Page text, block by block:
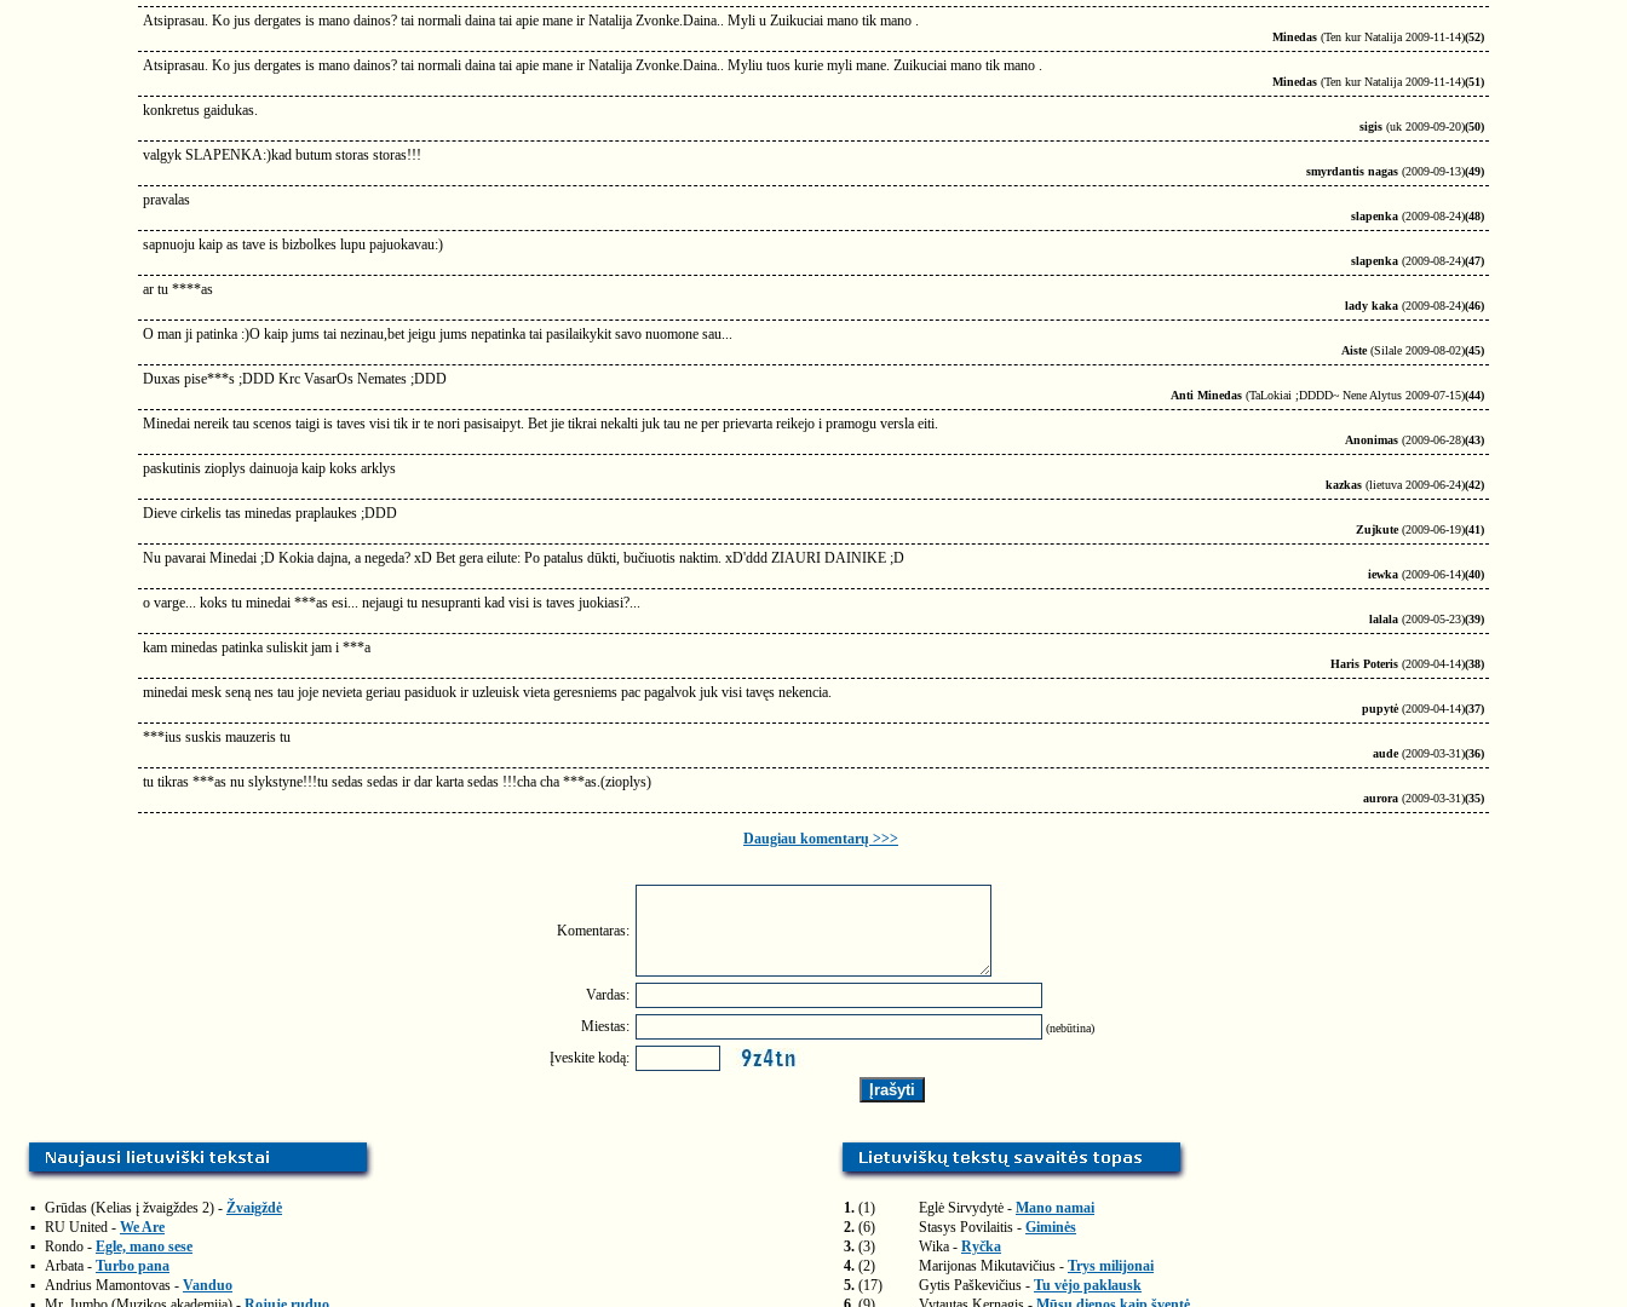
Atsiprasau. Ko jus dergates is mano dainos? tai normali daina tai apie mane ir Natalija Zvonke.Daina.. Myli u Zuikuciai mano tik mano .
Minedas (Ten kur Natalija 2009-11-14)(52)
Atsiprasau. Ko jus dergates is mano dainos? tai normali daina tai apie mane ir Natalija Zvonke.Daina.. Myliu tuos kurie myli mane. Zuikuciai mano tik mano .
Minedas (Ten kur Natalija 2009-11-14)(51)
konkretus gaidukas.
sigis (uk 2009-09-20)(50)
valgyk SLAPENKA:)kad butum storas storas!!!
smyrdantis nagas (2009-09-13)(49)
pravalas
slapenka (2009-08-24)(48)
sapnuoju kaip as tave is bizbolkes lupu pajuokavau:)
slapenka (2009-08-24)(47)
ar tu ****as
lady kaka (2009-08-24)(46)
O man ji patinka :)O kaip jums tai nezinau,bet jeigu jums nepatinka tai pasilaikykit savo nuomone sau...
Aiste(Silale 2009-08-02)(45)
Duxas pise***s ;DDD Krc VasarOs Nemates ;DDD
Anti Minedas (TaLokiai ;DDDD~ Nene Alytus 2009-07-15)(44)
Minedai nereik tau scenos taigi is taves visi tik ir te nori pasisaipyt. Bet jie tikrai nekalti juk tau ne per prievarta reikejo i pramogu versla eiti.
Anonimas (2009-06-28)(43)
paskutinis zioplys dainuoja kaip koks arklys
kazkas (lietuva 2009-06-24)(42)
Dieve cirkelis tas minedas praplaukes ;DDD
Zujkute(2009-06-19)(41)
Nu pavarai Minedai ;D Kokia dajna, a negeda? xD Bet gera eilute: Po patalus dūkti, bučiuotis naktim. xD'ddd ZIAURI DAINIKE ;D
iewka (2009-06-14)(40)
o varge... koks tu minedai ***as esi... nejaugi tu nesupranti kad visi is taves juokiasi?...
lalala (2009-05-23)(39)
kam minedas patinka suliskit jam i ***a
Haris Poteris (2009-04-14)(38)
minedai mesk seną nes tau joje nevieta geriau pasiduok ir uzleuisk vieta geresniems pac pagalvok juk visi tavęs nekencia.
pupytė(2009-04-14)(37)
***ius suskis mauzeris tu
aude(2009-03-31)(36)
tu tikras ***as nu slykstyne!!!tu sedas sedas ir dar karta sedas !!!cha cha ***as.(zioplys)
aurora (2009-03-31)(35)
Daugiau komentarų >>>
Komentaras:
Vardas:
Miestas:
(nebūtina)
Įveskite kodą:
▪ Grūdas (Kelias į žvaigždes 2) - Žvaigždė
▪ RU United - We Are
▪ Rondo - Egle, mano sese
▪ Arbata - Turbo pana
▪ Andrius Mamontovas - Vanduo
1. (1) Eglė Sirvydytė - Mano namai
2. (6) Stasys Povilaitis - Giminės
3. (3) Wika - Ryčka
4. (2) Marijonas Mikutavičius - Trys milijonai
5. (17) Gytis Paškevičius - Tu vėjo paklausk